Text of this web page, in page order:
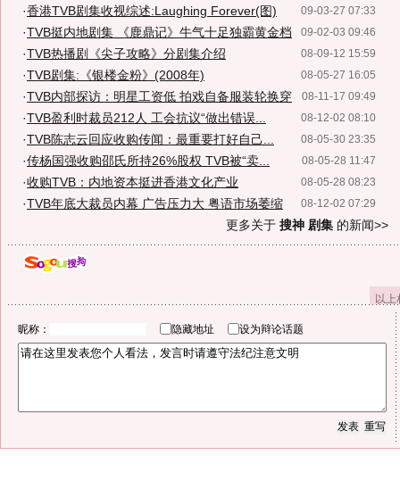
09-03-27 07:33
·香港TVB剧集收视综述:Laughing Forever(图)
09-02-03 09:46
·TVB挺内地剧集 《鹿鼎记》牛气十足独霸黄金档
08-09-12 15:59
·TVB热播剧《尖子攻略》分剧集介绍
08-05-27 16:05
·TVB剧集:《银楼金粉》(2008年)
08-11-17 09:49
·TVB内部探访：明星工资低 拍戏自备服装轮换穿
08-12-02 08:10
·TVB盈利时裁员212人 工会抗议“做出错误...
08-05-30 23:35
·TVB陈志云回应收购传闻：最重要打好自己...
08-05-28 11:47
·传杨国强收购邵氏所持26%股权 TVB被“卖...
08-05-28 08:23
·收购TVB：内地资本挺进香港文化产业
08-12-02 07:29
·TVB年底大裁员内幕 广告压力大 粤语市场萎缩
更多关于 搜神 剧集 的新闻>>
以
昵称： 隐藏地址 设为辩论话题